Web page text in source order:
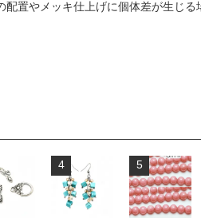
置やメッキ仕上げに個体差が生じ
4 5